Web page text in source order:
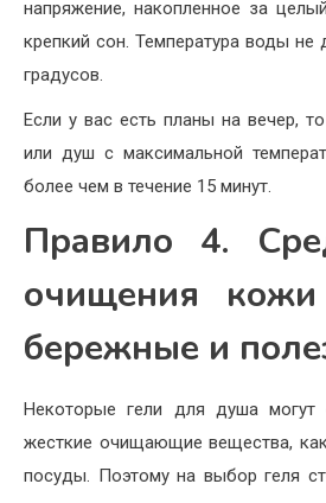
напряжение, накопленное за
крепкий сон. Температура воды
градусов.
Если у вас есть планы на вечер,
или душ с максимальной
более чем в течение 15 минут.
Правило 4.
очищения
бережные и
Некоторые гели для душа могут
жесткие очищающие вещества,
посуды. Поэтому на выбор геля